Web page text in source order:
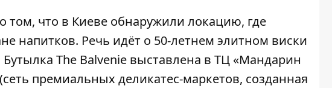
что в Киеве обнаружили локацию, где
напитков. Речь идёт о 50-летнем элитном виски
Бутылка The Balvenie выставлена в ТЦ «Мандарин
премиальных деликатес-маркетов, созданная